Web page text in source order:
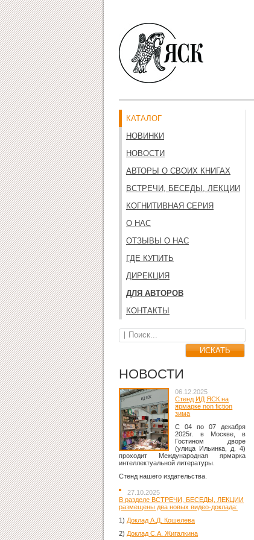
КАТАЛОГ
НОВИНКИ
НОВОСТИ
АВТОРЫ О СВОИХ КНИГАХ
ВСТРЕЧИ, БЕСЕДЫ, ЛЕКЦИИ
КОГНИТИВНАЯ СЕРИЯ
О НАС
ОТЗЫВЫ О НАС
ГДЕ КУПИТЬ
ДИРЕКЦИЯ
ДЛЯ АВТОРОВ
КОНТАКТЫ
НОВОСТИ
06.12.2025
Стенд ИД ЯСК на
ярмарке non fiction
зима
C 04 по 07 декабря
2025г. в Москве, в
Гостином дворе
(улица Ильинка, д. 4)
проходит Международная ярмарка
интеллектуальной литературы.
Стенд нашего издательства.
27.10.2025
В разделе ВСТРЕЧИ, БЕСЕДЫ, ЛЕКЦИИ
размещены два новых видео-доклада:
1) Доклад А.Д. Кошелева
2) Доклад С.А. Жигалкина